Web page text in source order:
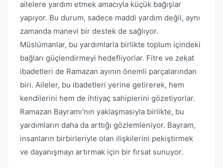
ailelere yardım etmek amacıyla küçük bağışlar
yapıyor. Bu durum, sadece maddi yardım değil, aynı
zamanda manevi bir destek de sağlıyor.
Müslümanlar, bu yardımlarla birlikte toplum içindeki
bağları güçlendirmeyi hedefliyorlar. Fitre ve zekat
ibadetleri de Ramazan ayının önemli parçalarından
biri. Aileler, bu ibadetleri yerine getirerek, hem
kendilerini hem de ihtiyaç sahiplerini gözetiyorlar.
Ramazan Bayramı'nın yaklaşmasıyla birlikte, bu
yardımların daha da arttığı gözlemleniyor. Bayram,
insanların birbirleriyle olan ilişkilerini pekiştirmek
ve dayanışmayı artırmak için bir fırsat sunuyor.